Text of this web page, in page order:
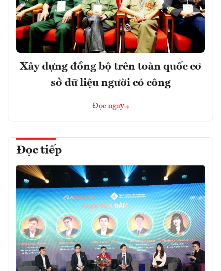
Xây dựng đồng bộ trên toàn quốc cơ
sở dữ liệu người có công
Đọc ngay
Đọc tiếp